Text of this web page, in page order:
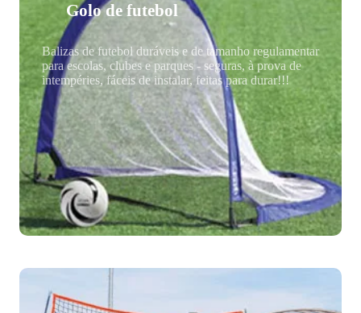
Golo de futebol
Balizas de futebol duráveis e de tamanho regulamentar
para escolas, clubes e parques - seguras, à prova de
intempéries, fáceis de instalar, feitas para durar!!!